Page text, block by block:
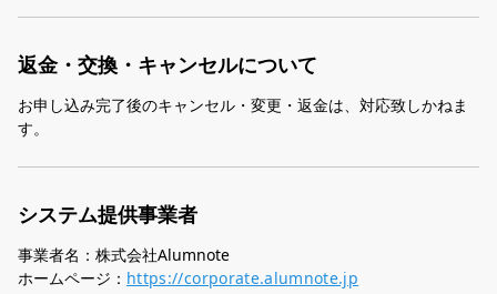
返金・交換・キャンセルについて
お申し込み完了後のキャンセル・変更・返金は、対応致しかねま
す。
システム提供事業者
事業者名：株式会社Alumnote
ホームページ： https://corporate.alumnote.jp